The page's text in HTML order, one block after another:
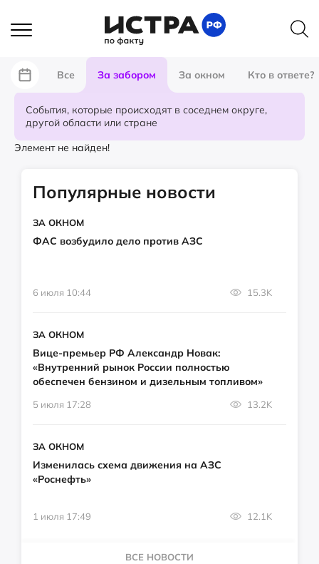
Все За забором За окном Кто в ответе?
События, которые происходят в соседнем округе,
другой области или стране
Элемент не найден!
Популярные новости
ЗА ОКНОМ
ФАС возбудило дело против АЗС
6 июля 10:44 15.3K
ЗА ОКНОМ
Вице-премьер РФ Александр Новак:
«Внутренний рынок России полностью
обеспечен бензином и дизельным топливом»
5 июля 17:28 13.2K
ЗА ОКНОМ
Изменилась схема движения на АЗС
«Роснефть»
1 июля 17:49 12.1K
ВСЕ НОВОСТИ